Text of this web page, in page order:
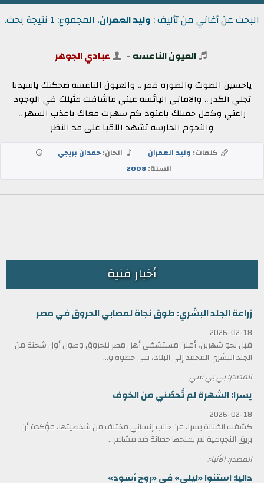
البحث عن أغاني من تأليف : وليد العمران، المجموع: 1 نتيجة بحث.
العيون الناعسه - عبادي الجوهر
ياحسين الصوت والصوره قمر .. والعيون الناعسه ضحكتك ياسيدنا
تجلي الكدر .. والاماني اليائسه عيني ماشافت مثيلك في الوجود
راعني وكمل جميلك ياعنود كم سهرت معاك ياعذب السهر ..
والنجوم الحارسه تشهد اللقيا على مد النظر
كلمات: وليد العمران الحان:حمدان بريجي
السنة:2008
أخبار فنية
زراعة الجلد البشري: طوق نجاة لمصابي الحروق في مصر
2026-02-18
قبل نحو شهرين، أعلن مستشفى أهل مصر للحروق وصول أول شحنة من
الجلد البشري المجمد إلى البلاد، في خطوة و...
المصدر: بي بي سي
يسرا: الشهرة لم تُحصّني من الخوف
2026-02-18
كشفت الفنانة يسرا، عن جانب إنساني مختلف من شخصيتها، مؤكدة أن
بريق النجومية لم يمنحها حصانة ضد مشاعر...
المصدر: الأنباء
داليا: استنوا «ليلى» في «روج أسود»